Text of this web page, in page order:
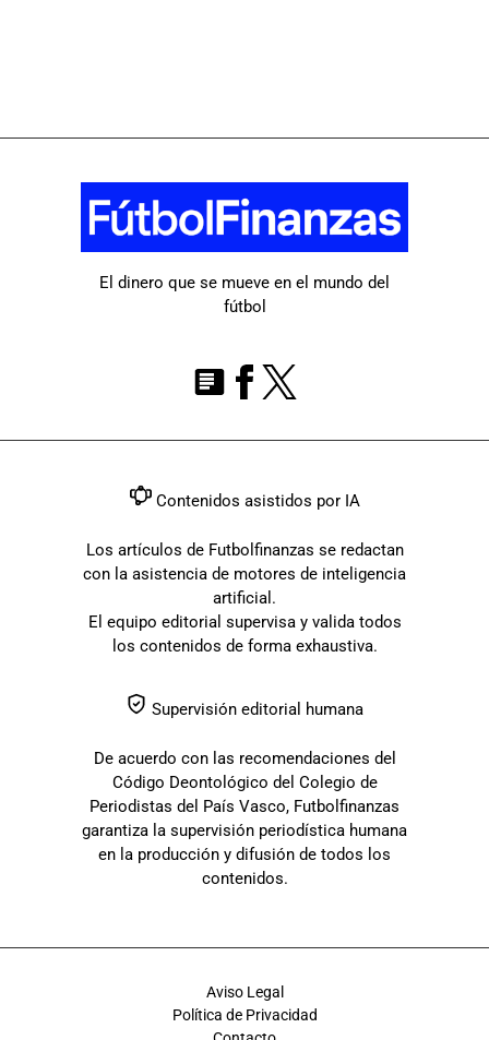
El dinero que se mueve en el mundo del
fútbol
Contenidos asistidos por IA
Los artículos de Futbolfinanzas se redactan
con la asistencia de motores de inteligencia
artificial.
El equipo editorial supervisa y valida todos
los contenidos de forma exhaustiva.
Supervisión editorial humana
De acuerdo con las recomendaciones del
Código Deontológico del Colegio de
Periodistas del País Vasco, Futbolfinanzas
garantiza la supervisión periodística humana
en la producción y difusión de todos los
contenidos.
Aviso Legal
Política de Privacidad